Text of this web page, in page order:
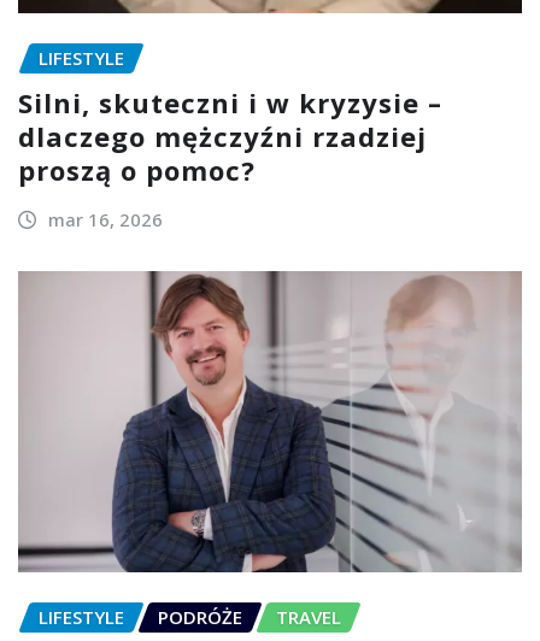
LIFESTYLE
Silni, skuteczni i w kryzysie –
dlaczego mężczyźni rzadziej
proszą o pomoc?
mar 16, 2026
LIFESTYLE PODRÓŻE TRAVEL